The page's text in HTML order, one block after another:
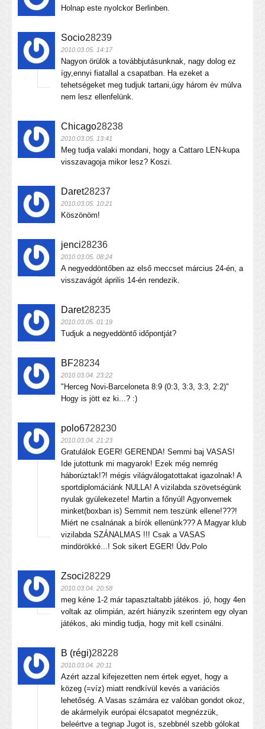
Holnap este nyolckor Berlinben.
Socio28239
2010.03.05. 14:17
Nagyon örülök a továbbjutásunknak, nagy dolog ez
így,ennyi fiatallal a csapatban. Ha ezeket a
tehetségeket meg tudjuk tartani,úgy három év múlva
nem lesz ellenfelünk.
Chicago28238
2010.03.05. 13:41
Meg tudja valaki mondani, hogy a Cattaro LEN-kupa
visszavagoja mikor lesz? Koszi.
Daret28237
2010.03.05. 10:21
Köszönöm!
jenci28236
2010.03.05. 08:24
A negyeddöntőben az első meccset március 24-én, a
visszavágót április 14-én rendezik.
Daret28235
2010.03.05. 01:19
Tudjuk a negyeddöntő időpontját?
BF28234
2010.03.04. 23:22
"Herceg Novi-Barceloneta 8:9 (0:3, 3:3, 3:3, 2:2)"
Hogy is jött ez ki...? :)
polo6728230
2010.03.04. 21:23
Gratulálok EGER! GERENDA! Semmi baj VASAS!
Ide jutottunk mi magyarok! Ezek még nemrég
háborúztak!?! mégis világválogatottakat igazolnak! A
sportdiplomáciánk NULLA! A vizilabda szövetségünk
nyulak gyülekezete! Martin a főnyúl! Agyonvernek
minket(boxban is) Semmit nem teszünk ellene!???!
Miért ne csalnának a bírók ellenünk??? A Magyar klub
vizilabda SZÁNALMAS !!! Csak a VASAS
mindörökké...! Sok sikert EGER! Üdv.Polo
Zsoci28229
2010.03.04. 20:58
meg kéne 1-2 már tapasztaltabb játékos. jó, hogy 4en
voltak az olimpián, azért hiányzik szerintem egy olyan
játékos, aki mindig tudja, hogy mit kell csinálni.
B (régi)28228
2010.03.04. 20:11
Azért azzal kifejezetten nem értek egyet, hogy a
közeg (=víz) miatt rendkívül kevés a variációs
lehetőség. A Vasas számára ez valóban gondot okoz,
de akármelyik európai élcsapatot megnézzük,
beleértve a tegnap Jugot is, szebbnél szebb gólokat